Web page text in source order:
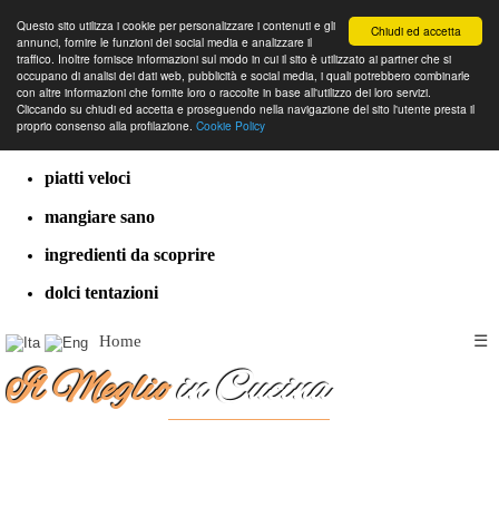
Chiudi ed accetta
Questo sito utilizza i cookie per personalizzare i contenuti e gli
annunci, fornire le funzioni dei social media e analizzare il
traffico. Inoltre fornisce informazioni sul modo in cui il sito è utilizzato ai partner che si
occupano di analisi dei dati web, pubblicità e social media, i quali potrebbero combinarle
con altre informazioni che fornite loro o raccolte in base all'utilizzo dei loro servizi.
Cliccando su chiudi ed accetta e proseguendo nella navigazione del sito l'utente presta il
proprio consenso alla profilazione. Cookie Policy
cucina dal mondo
ricette classiche
piatti veloci
mangiare sano
ingredienti da scoprire
dolci tentazioni
Home ☰
Il Meglioin Cucina